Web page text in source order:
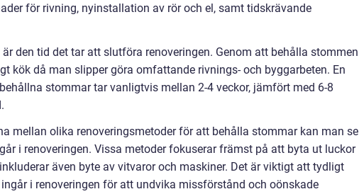
för rivning, nyinstallation av rör och el, samt tidskrävande
den tid det tar att slutföra renoveringen. Genom att behålla stommen
kök då man slipper göra omfattande rivnings- och byggarbeten. En
stommar tar vanligtvis mellan 2-4 veckor, jämfört med 6-8
mellan olika renoveringsmetoder för att behålla stommar kan man se
i renoveringen. Vissa metoder fokuserar främst på att byta ut luckor
även byte av vitvaror och maskiner. Det är viktigt att tydligt
i renoveringen för att undvika missförstånd och oönskade